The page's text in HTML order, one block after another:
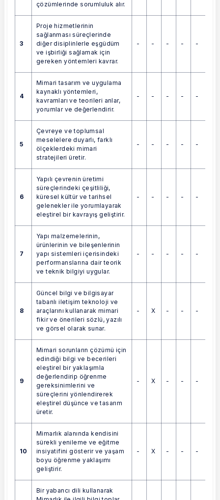
çözümlerinde sorumluluk alır.
3
Proje hizmetlerinin
sağlanması süreçlerinde
diğer disiplinlerle eşgüdüm
ve işbirliği sağlamak için
gereken yöntemleri kavrar.
- - - - -
4
Mimari tasarım ve uygulama
kaynaklı yöntemleri,
kavramları ve teorileri anlar,
yorumlar ve değerlendirir.
- - - - -
5
Çevreye ve toplumsal
meselelere duyarlı, farklı
ölçeklerdeki mimari
stratejileri üretir.
- - - - -
6
Yapılı çevrenin üretimi
süreçlerindeki çeşitliliği,
küresel kültür ve tarihsel
gelenekler ile yorumlayarak
eleştirel bir kavrayış geliştirir.
- - - - -
7
Yapı malzemelerinin,
ürünlerinin ve bileşenlerinin
yapı sistemleri içerisindeki
performanslarına dair teorik
ve teknik bilgiyi uygular.
- - - - -
8
Güncel bilgi ve bilgisayar
tabanlı iletişim teknoloji ve
araçlarını kullanarak mimari
fikir ve önerileri sözlü, yazılı
ve görsel olarak sunar.
- X - - -
9
Mimari sorunların çözümü için
edindiği bilgi ve becerileri
eleştirel bir yaklaşımla
değerlendirip öğrenme
gereksinimlerini ve
süreçlerini yönlendirerek
eleştirel düşünce ve tasarım
üretir.
- X - - -
10
Mimarlık alanında kendisini
sürekli yenileme ve eğitme
insiyatifini gösterir ve yaşam
boyu öğrenme yaklaşımı
geliştirir.
- X - - -
Bir yabancı dili kullanarak